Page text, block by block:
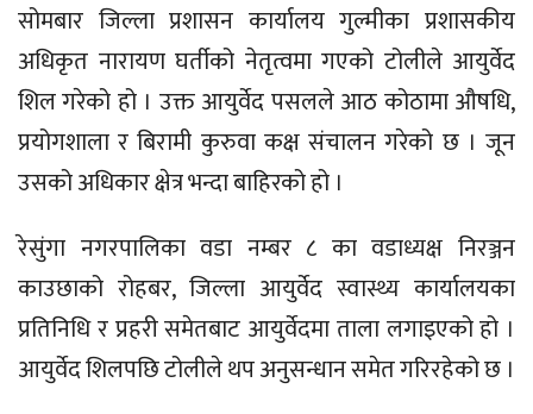
सोमबार जिल्ला प्रशासन कार्यालय गुल्मीका प्रशासकीय
अधिकृत नारायण घर्तीको नेतृत्वमा गएको टोलीले आयुर्वेद
शिल गरेको हो । उक्त आयुर्वेद पसलले आठ कोठामा औषधि,
प्रयोगशाला र बिरामी कुरुवा कक्ष संचालन गरेको छ । जून
उसको अधिकार क्षेत्र भन्दा बाहिरको हो ।
रेसुंगा नगरपालिका वडा नम्बर ८ का वडाध्यक्ष निरञ्जन
काउछाको रोहबर, जिल्ला आयुर्वेद स्वास्थ्य कार्यालयका
प्रतिनिधि र प्रहरी समेतबाट आयुर्वेदमा ताला लगाइएको हो ।
आयुर्वेद शिलपछि टोलीले थप अनुसन्धान समेत गरिरहेको छ ।